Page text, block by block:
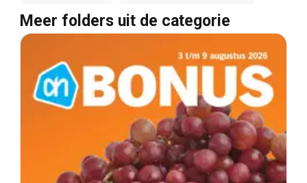
Meer folders uit de categorie